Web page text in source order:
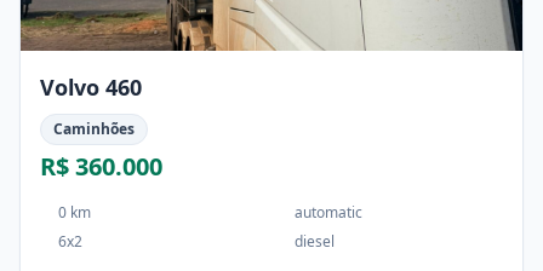
Volvo 460
Caminhões
R$ 360.000
0 km
automatic
6x2
diesel